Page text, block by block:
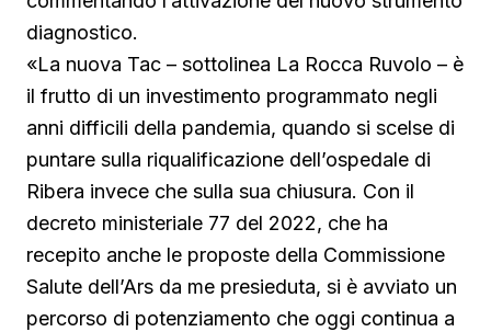
diagnostico.
«La nuova Tac – sottolinea La Rocca Ruvolo – è
il frutto di un investimento programmato negli
anni difficili della pandemia, quando si scelse di
puntare sulla riqualificazione dell’ospedale di
Ribera invece che sulla sua chiusura. Con il
decreto ministeriale 77 del 2022, che ha
recepito anche le proposte della Commissione
Salute dell’Ars da me presieduta, si è avviato un
percorso di potenziamento che oggi continua a